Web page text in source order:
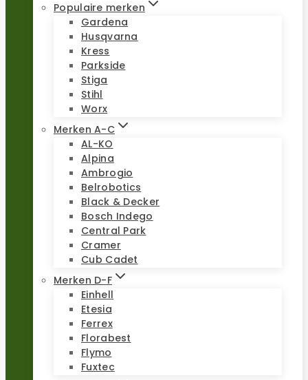
Populaire merken
Gardena
Husqvarna
Kress
Parkside
Stiga
Stihl
Worx
Merken A-C
AL-KO
Alpina
Ambrogio
Belrobotics
Black & Decker
Bosch Indego
Central Park
Cramer
Cub Cadet
Merken D-F
Einhell
Etesia
Ferrex
Florabest
Flymo
Fuxtec